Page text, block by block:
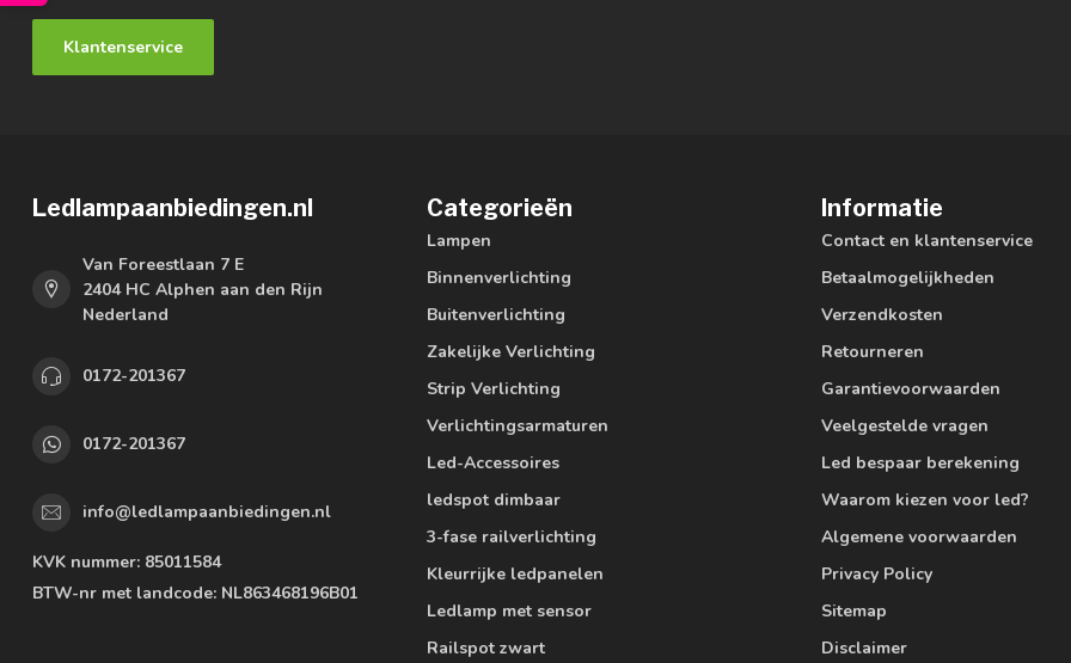
Klantenservice
Ledlampaanbiedingen.nl
Van Foreestlaan 7 E
2404 HC Alphen aan den Rijn
Nederland
0172-201367
0172-201367
info@ledlampaanbiedingen.nl
KVK nummer: 85011584
BTW-nr met landcode: NL863468196B01
Categorieën
Lampen
Binnenverlichting
Buitenverlichting
Zakelijke Verlichting
Strip Verlichting
Verlichtingsarmaturen
Led-Accessoires
ledspot dimbaar
3-fase railverlichting
Kleurrijke ledpanelen
Ledlamp met sensor
Railspot zwart
Informatie
Contact en klantenservice
Betaalmogelijkheden
Verzendkosten
Retourneren
Garantievoorwaarden
Veelgestelde vragen
Led bespaar berekening
Waarom kiezen voor led?
Algemene voorwaarden
Privacy Policy
Sitemap
Disclaimer